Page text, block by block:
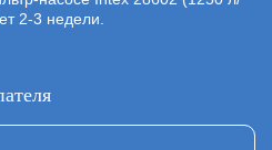
2-3 недели.